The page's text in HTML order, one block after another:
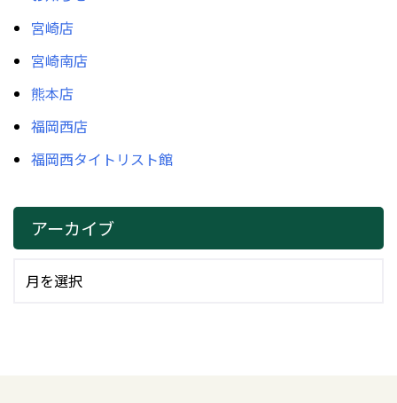
宮崎店
宮崎南店
熊本店
福岡西店
福岡西タイトリスト館
アーカイブ